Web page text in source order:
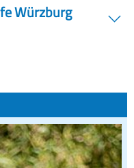
Würzburg